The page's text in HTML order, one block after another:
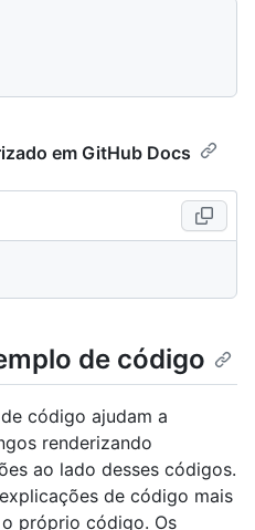
em GitHub Docs
de código
código ajudam a
renderizando
ao lado desses códigos.
de código mais
próprio código. Os